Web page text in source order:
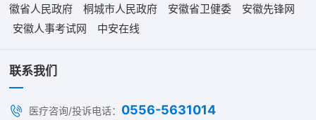
徽省人民政府
桐城市人民政府 安徽省卫健委
安徽先锋网
安徽人事考试网
中安在线
联系我们
医疗咨询/投诉电话： 0556-5631014